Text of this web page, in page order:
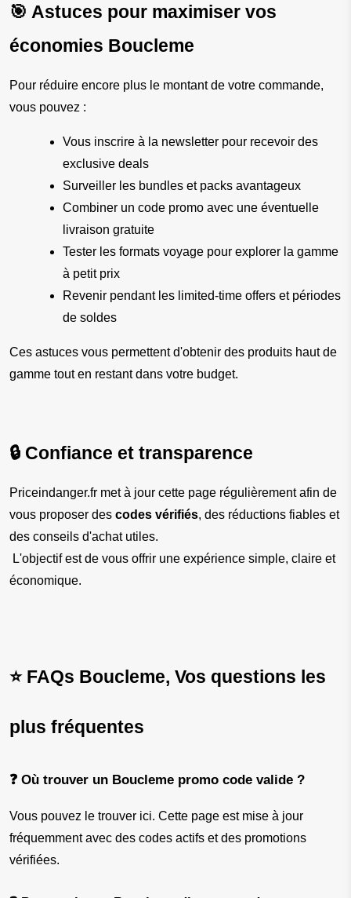
🎯 Astuces pour maximiser vos
économies Boucleme
Pour réduire encore plus le montant de votre commande,
vous pouvez :
Vous inscrire à la newsletter pour recevoir des
exclusive deals
Surveiller les bundles et packs avantageux
Combiner un code promo avec une éventuelle
livraison gratuite
Tester les formats voyage pour explorer la gamme
à petit prix
Revenir pendant les limited-time offers et périodes
de soldes
Ces astuces vous permettent d'obtenir des produits haut de
gamme tout en restant dans votre budget.
🔒 Confiance et transparence
Priceindanger.fr met à jour cette page régulièrement afin de
vous proposer des codes vérifiés, des réductions fiables et
des conseils d'achat utiles.
économique.
⭐ FAQs Boucleme, Vos questions les
plus fréquentes
❓ Où trouver un Boucleme promo code valide ?
Vous pouvez le trouver ici. Cette page est mise à jour
fréquemment avec des codes actifs et des promotions
vérifiées.